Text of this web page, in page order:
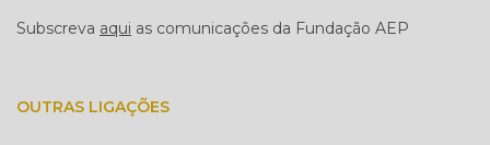
Subscreva aqui as comunicações da Fundação AEP
OUTRAS LIGAÇÕES